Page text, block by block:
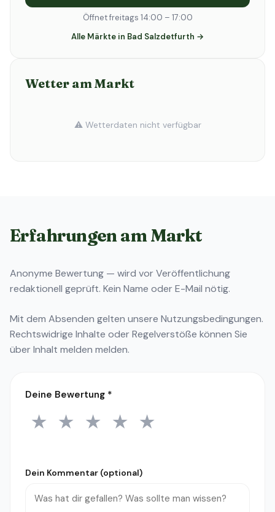
Öffnet freitags 14:00 – 17:00
Alle Märkte in Bad Salzdetfurth →
Wetter am Markt
⚠️ Wetterdaten nicht verfügbar
Erfahrungen am Markt
Anonyme Bewertung — wird vor Veröffentlichung
redaktionell geprüft. Kein Name oder E-Mail nötig.
Mit dem Absenden gelten unsere Nutzungsbedingungen.
Rechtswidrige Inhalte oder Regelverstöße können Sie
überInhalt melden melden.
Deine Bewertung *
1 Stern
★ 2 Sterne
★ 3 Sterne
★ 4 Sterne
★ 5 Sterne
★
Dein Kommentar (optional)